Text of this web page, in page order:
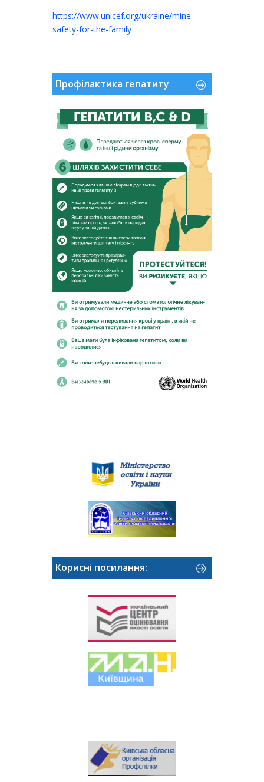
https://www.unicef.org/ukraine/mine-
safety-for-the-family
Профілактика гепатиту
Корисні посилання: